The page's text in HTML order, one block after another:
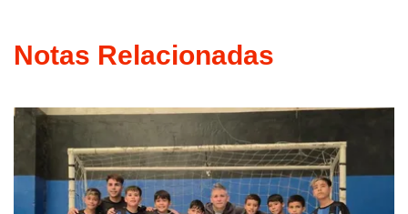
Notas Relacionadas